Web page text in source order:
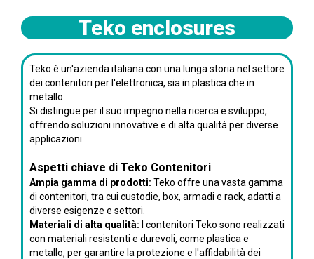
Teko enclosures
Teko è un'azienda italiana con una lunga storia nel settore
dei contenitori per l'elettronica, sia in plastica che in
metallo.
Si distingue per il suo impegno nella ricerca e sviluppo,
offrendo soluzioni innovative e di alta qualità per diverse
applicazioni.
Aspetti chiave di Teko Contenitori
Ampia gamma di prodotti: Teko offre una vasta gamma
di contenitori, tra cui custodie, box, armadi e rack, adatti a
diverse esigenze e settori.
Materiali di alta qualità: I contenitori Teko sono realizzati
con materiali resistenti e durevoli, come plastica e
metallo, per garantire la protezione e l'affidabilità dei